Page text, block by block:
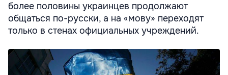
более половины украинцев продолжают
общаться по-русски, а на «мову» переходят
только в стенах официальных учреждений.